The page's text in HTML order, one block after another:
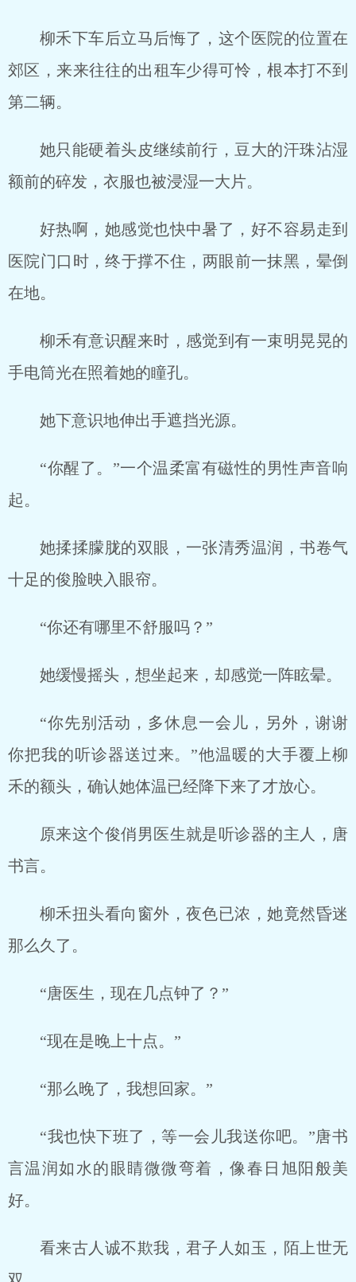
柳禾下车后立马后悔了，这个医院的位置在
郊区，来来往往的出租车少得可怜，根本打不到
第二辆。
她只能硬着头皮继续前行，豆大的汗珠沾湿
额前的碎发，衣服也被浸湿一大片。
好热啊，她感觉也快中暑了，好不容易走到
医院门口时，终于撑不住，两眼前一抹黑，晕倒
在地。
柳禾有意识醒来时，感觉到有一束明晃晃的
手电筒光在照着她的瞳孔。
她下意识地伸出手遮挡光源。
“你醒了。”一个温柔富有磁性的男性声音响
起。
她揉揉朦胧的双眼，一张清秀温润，书卷气
十足的俊脸映入眼帘。
“你还有哪里不舒服吗？”
她缓慢摇头，想坐起来，却感觉一阵眩晕。
“你先别活动，多休息一会儿，另外，谢谢
你把我的听诊器送过来。”他温暖的大手覆上柳
禾的额头，确认她体温已经降下来了才放心。
原来这个俊俏男医生就是听诊器的主人，唐
书言。
柳禾扭头看向窗外，夜色已浓，她竟然昏迷
那么久了。
“唐医生，现在几点钟了？”
“现在是晚上十点。”
“那么晚了，我想回家。”
“我也快下班了，等一会儿我送你吧。”唐书
言温润如水的眼睛微微弯着，像春日旭阳般美
好。
看来古人诚不欺我，君子人如玉，陌上世无